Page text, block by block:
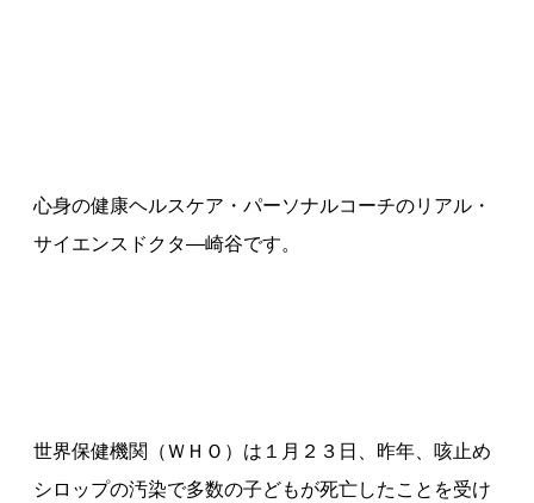
心身の健康ヘルスケア・パーソナルコーチのリアル・
サイエンスドクタ—崎谷です。
世界保健機関（ＷＨＯ）は１月２３日、昨年、咳止め
シロップの汚染で多数の子どもが死亡したことを受け